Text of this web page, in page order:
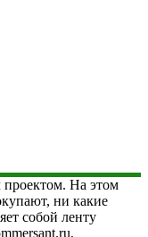
проектом. На этом
ни какие
собой ленту